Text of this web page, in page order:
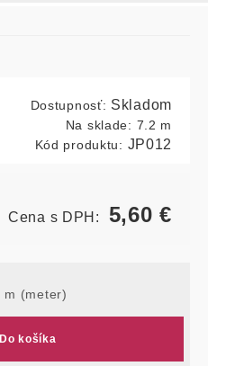
Dostupnosť: Skladom
Na sklade: 7.2 m
Kód produktu: JP012
Cena s DPH: 5,60€
m (meter)
Do košíka